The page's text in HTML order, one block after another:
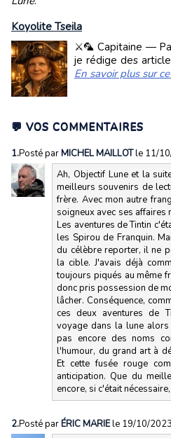
Koyolite Tseila
⚔️🦜 Capitaine —
je rédige des
En savoir plus sur
💬 VOS COMMENTAIRES
1.Posté parMICHEL MAILLOTle 11/
Ah, Objectif Lune et la
meilleurs souvenirs de
frère. Avec mon autre
soigneux avec ses affaires
Les aventures de Tintin
les Spirou de Franquin.
du célèbre reporter, il ne
la cible. J'avais déjà
toujours piqués au même
donc pris possession de
lâcher. Conséquence,
ces deux aventures de
voyage dans la lune
pas encore des noms
l'humour, du grand art à
Et cette fusée rouge
anticipation. Que du
encore, si c'était
2.Posté parÉRIC MARIEle 19/10/